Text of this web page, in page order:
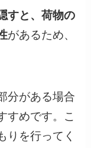
すと、荷物の
があるため、
分がある場合
すめです。こ
りを行ってく